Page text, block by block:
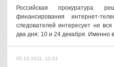
Российская прокуратура
финансирования интернет-
следователей интересует не
два дня: 10 и 24 декабря. Именно
05.10.2011, 12:01